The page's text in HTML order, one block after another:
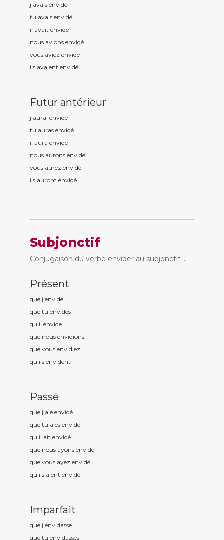
j'avais envidé
tu avais envidé
il avait envidé
nous avions envidé
vous aviez envidé
ils avaient envidé
Futur antérieur
j'aurai envidé
tu auras envidé
il aura envidé
nous aurons envidé
vous aurez envidé
ils auront envidé
Subjonctif
Conjugaison du verbe envider au subjonctif ...
Présent
que j'envide
que tu envides
qu'il envide
que nous envidions
que vous envidiez
qu'ils envident
Passé
que j'aie envidé
que tu aies envidé
qu'il ait envidé
que nous ayons envidé
que vous ayez envidé
qu'ils aient envidé
Imparfait
que j'envidasse
que tu envidasses